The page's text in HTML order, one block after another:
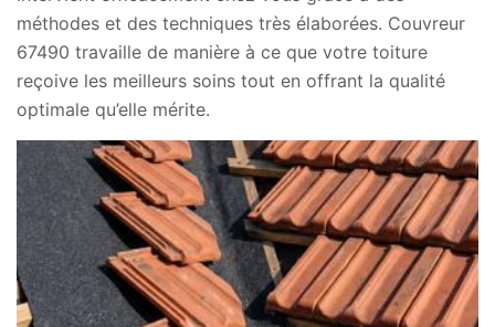
méthodes et des techniques très élaborées. Couvreur
67490 travaille de manière à ce que votre toiture
reçoive les meilleurs soins tout en offrant la qualité
optimale qu’elle mérite.